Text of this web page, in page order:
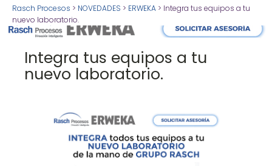
Rasch Procesos > NOVEDADES > ERWEKA > Integra tus equipos a tu
nuevo laboratorio.
Integra tus equipos a tu
nuevo laboratorio.